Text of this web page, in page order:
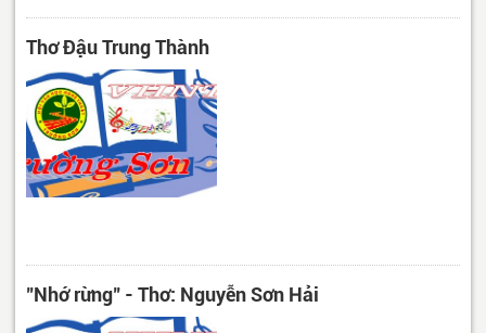
Thơ Đậu Trung Thành
"Nhớ rừng" - Thơ: Nguyễn Sơn Hải